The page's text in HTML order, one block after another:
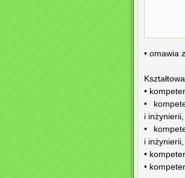
• omawia
•
•
i inżynierii,
•
i inżynierii,
•
•